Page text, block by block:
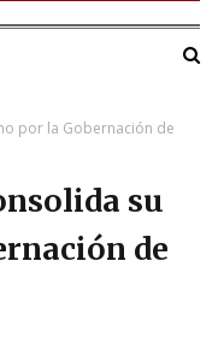
por la Gobernación de
su
de